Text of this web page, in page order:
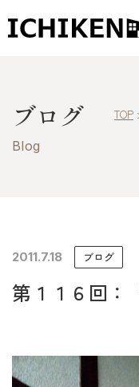
ブログ
イチケンの家づくり
モデルハウス
未来に住み継
ブログ
Blog
TOP
2011.7.18 ブログ
第１１６回：